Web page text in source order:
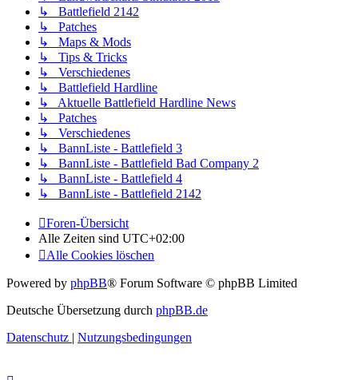
↳ Battlefield 2142
↳ Patches
↳ Maps & Mods
↳ Tips & Tricks
↳ Verschiedenes
↳ Battlefield Hardline
↳ Aktuelle Battlefield Hardline News
↳ Patches
↳ Verschiedenes
↳ BannListe - Battlefield 3
↳ BannListe - Battlefield Bad Company 2
↳ BannListe - Battlefield 4
↳ BannListe - Battlefield 2142
Foren-Übersicht
Alle Zeiten sind UTC+02:00
Alle Cookies löschen
Powered by phpBB® Forum Software © phpBB Limited
Deutsche Übersetzung durch phpBB.de
Datenschutz | Nutzungsbedingungen